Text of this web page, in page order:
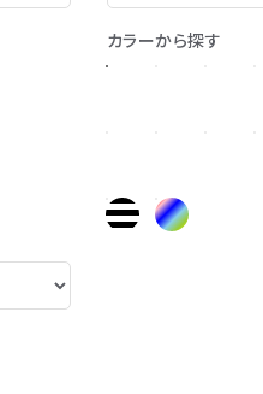
カラーから探す